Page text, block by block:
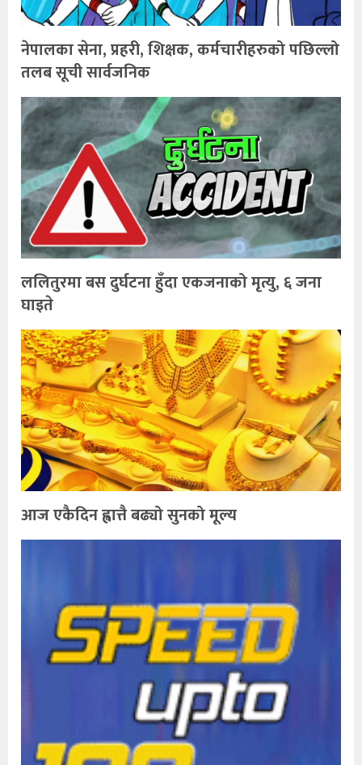
नेपालका सेना, प्रहरी, शिक्षक, कर्मचारीहरुको पछिल्लो
तलब सूची सार्वजनिक
ललितुरमा बस दुर्घटना हुँदा एकजनाको मृत्यु, ६ जना
घाइते
आज एकैदिन ह्वात्तै बढ्यो सुनको मूल्य